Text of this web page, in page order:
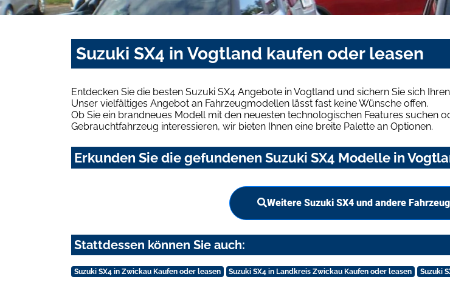
Suzuki SX4 in Vogtland kaufen oder leasen
Entdecken Sie die besten Suzuki SX4 Angebote in Vogtland und sichern Sie sich
Unser vielfältiges Angebot an Fahrzeugmodellen lässt fast keine Wünsche offen.
Ob Sie ein brandneues Modell mit den neuesten technologischen Features suchen
Gebrauchtfahrzeug interessieren, wir bieten Ihnen eine breite Palette an Optionen.
Erkunden Sie die gefundenen Suzuki SX4 Modelle in
Weitere Suzuki SX4 und andere
Stattdessen können Sie auch:
Suzuki SX4 in Zwickau Kaufen oder leasen Suzuki SX4 in Landkreis Zwickau Kaufen oder leasen Suzuki